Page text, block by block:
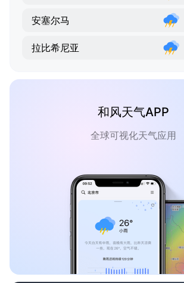
安塞尔马
拉比希尼亚
和风天气APP
全球可视化天气应用